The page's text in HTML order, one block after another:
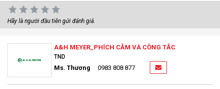
Hãy là người đầu tiên gửi đánh giá.
A&H MEYER_PHÍCH CẮM VÀ CÔNG TẮC
TND
Ms. Thương 0983 808 877